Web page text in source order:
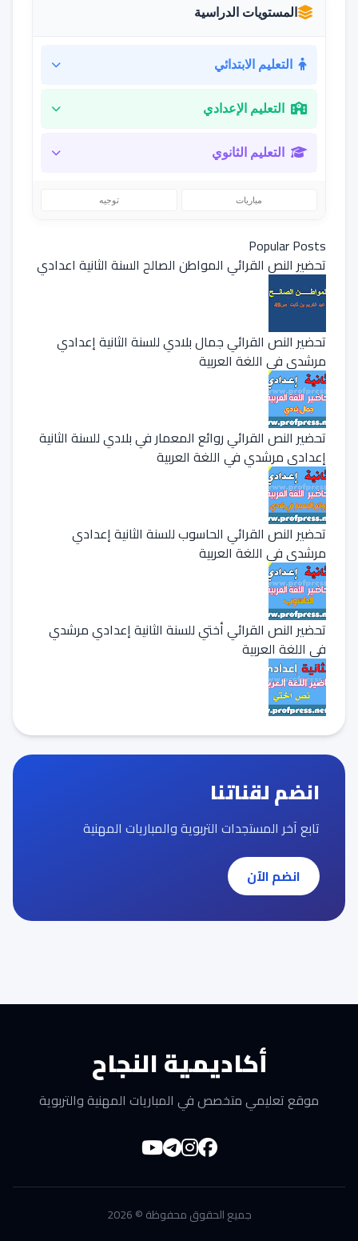
المستويات الدراسية
التعليم الابتدائي
التعليم الإعدادي
التعليم الثانوي
مباريات توجيه
Popular Posts
تحضير النص القرائي المواطن الصالح السنة الثانية اعدادي
تحضير النص القرائي جمال بلادي للسنة الثانية إعدادي
مرشدي في اللغة العربية
تحضير النص القرائي روائع المعمار في بلادي للسنة الثانية
إعدادي مرشدي في اللغة العربية
تحضير النص القرائي الحاسوب للسنة الثانية إعدادي
مرشدي في اللغة العربية
تحضير النص القرائي أختي للسنة الثانية إعدادي مرشدي
في اللغة العربية
انضم لقناتنا
تابع آخر المستجدات التربوية والمباريات المهنية
انضم الآن
أكاديمية النجاح
موقع تعليمي متخصص في المباريات المهنية والتربوية
جميع الحقوق محفوظة © 2026